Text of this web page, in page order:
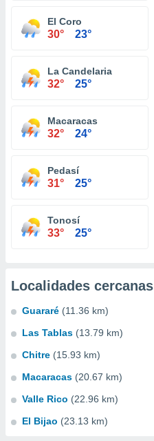
El Coro
30° 23°
La Candelaria
32° 25°
Macaracas
32° 24°
Pedasí
31° 25°
Tonosí
33° 25°
Localidades cercanas
Guararé (11.36 km)
Las Tablas (13.79 km)
Chitre (15.93 km)
Macaracas (20.67 km)
Valle Rico (22.96 km)
El Bijao (23.13 km)